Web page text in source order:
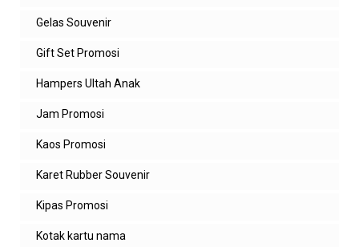
Gelas Souvenir
Gift Set Promosi
Hampers Ultah Anak
Jam Promosi
Kaos Promosi
Karet Rubber Souvenir
Kipas Promosi
Kotak kartu nama